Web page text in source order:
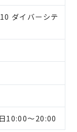
ダイバーシテ
10:00～20:00